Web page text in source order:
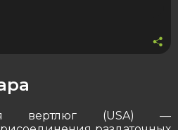
вертлюг (USA) —